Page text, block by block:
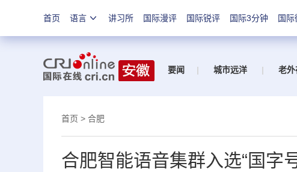
首页 语言 讲习所 国际漫评 国际锐评 国际3分钟 国际
要闻 | 城市远洋 | 老外
首页 > 合肥
合肥智能语音集群入选“国字